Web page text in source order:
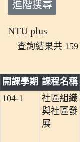
進階搜尋
NTU plus
查詢結果共
開課學期 課程名稱
104-1
社區組織
與社區發
展